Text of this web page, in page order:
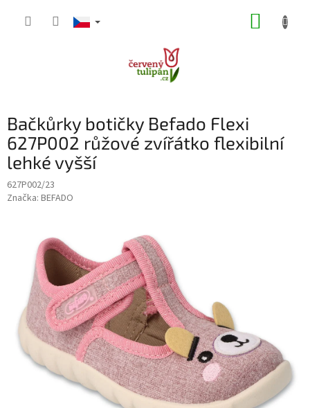
Bačkůrky botičky Befado Flexi
627P002 růžové zvířátko flexibilní
lehké vyšší
627P002/23
Značka: BEFADO